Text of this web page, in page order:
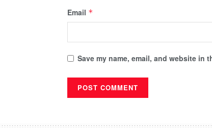
Email *
Save my name, email, and website in